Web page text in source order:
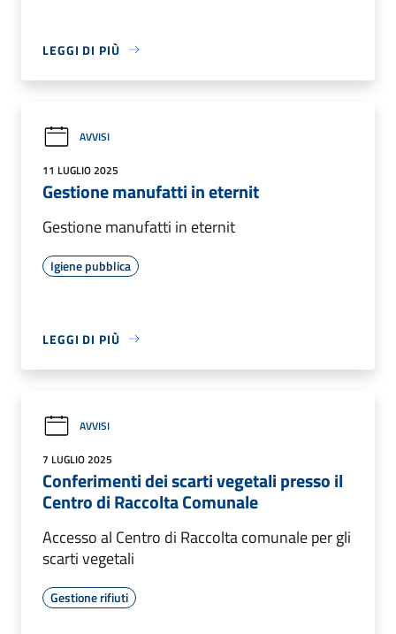
LEGGI DI PIÙ
AVVISI
11 LUGLIO 2025
Gestione manufatti in eternit
Gestione manufatti in eternit
Igiene pubblica
LEGGI DI PIÙ
AVVISI
7 LUGLIO 2025
Conferimenti dei scarti vegetali presso il
Centro di Raccolta Comunale
Accesso al Centro di Raccolta comunale per gli
scarti vegetali
Gestione rifiuti